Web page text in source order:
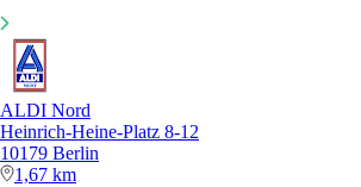
ALDI Nord
Heinrich-Heine-Platz 8-12
10179 Berlin
1,67 km